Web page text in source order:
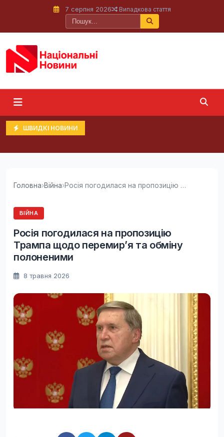
7 серпня 2026 Випадкова стаття
ШВИДКІ НОВИНИ
Головна›Війна› Росія погодилася на пропозицію Трампа щодо...
ВІЙНА
Росія погодилася на пропозицію
Трампа щодо перемир’я та обміну
полоненими
8 травня 2026